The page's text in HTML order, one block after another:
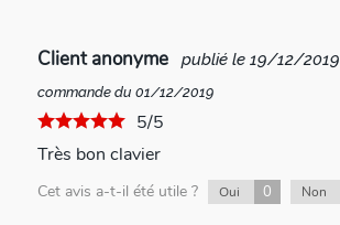
Client anonyme publié le 19/12/2019
commande du 01/12/2019
5/5
Très bon clavier
Cet avis a-t-il été utile ? Oui 0 Non